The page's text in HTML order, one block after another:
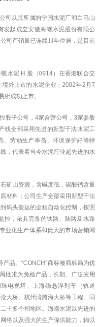
司以其所属的宁国水泥厂和白马山
发起成立安徽海螺水泥股份有限公
产销量已连续11年位居，是目前
水泥 H 股（0914）在香港联合交
外上市的水泥企业；2002年2月7
所成功上市。
股子公司，4家合营公司，3家参股
线全部采用先进的新型干法水泥工
、劳动生产率高、环境保护好等特
，代表着当今水泥行业超先进的水
矿山资源，含碱度低，碳酸钙含量
材料；公司生产全部采用新型干法
码头装运的全程自动化控制，按照
控；依具完备的铁路、陆路及水路
业化生产体系和庞大的市场营销网
品。“CONCH”商标被商标局为优
批准为免检产品，长期、广泛应用
电视塔、上海磁悬浮列车（轨道
大桥、杭州湾跨海大桥等工程。同
十多个和地区。海螺水泥以先进的
络以及强大的生产保供能力，辅以